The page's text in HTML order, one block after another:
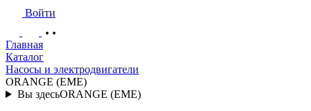
Войти
Главная
Каталог
Насосы и электродвигатели
ORANGE (EME)
Вы здесьORANGE (EME)